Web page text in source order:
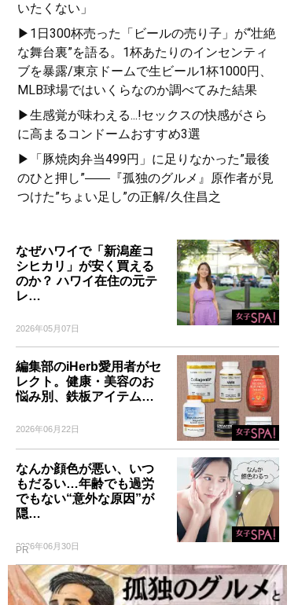
いたくない」
▶1日300杯売った「ビールの売り子」が“壮絶
な舞台裏”を語る。1杯あたりのインセンティ
ブを暴露/東京ドームで生ビール1杯1000円、
MLB球場ではいくらなのか調べてみた結果
▶生感覚が味わえる...!セックスの快感がさら
に高まるコンドームおすすめ3選
▶「豚焼肉弁当499円」に足りなかった”最後
のひと押し”――『孤独のグルメ』原作者が見
つけた”ちょい足し”の正解/久住昌之
なぜハワイで「新潟産コ
シヒカリ」が安く買える
のか？ ハワイ在住の元テ
レ…
2026年05月07日
編集部のiHerb愛用者がセ
レクト。健康・美容のお
悩み別、鉄板アイテム…
2026年06月22日
なんか顔色が悪い、いつ
もだるい…年齢でも過労
でもない“意外な原因”が
隠…
2026年06月30日
PR